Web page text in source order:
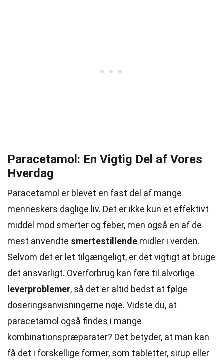
Paracetamol: En Vigtig Del af Vores
Hverdag
Paracetamol er blevet en fast del af mange
menneskers daglige liv. Det er ikke kun et effektivt
middel mod smerter og feber, men også en af de
mest anvendte smertestillende midler i verden.
Selvom det er let tilgængeligt, er det vigtigt at bruge
det ansvarligt. Overforbrug kan føre til alvorlige
leverproblemer, så det er altid bedst at følge
doseringsanvisningerne nøje. Vidste du, at
paracetamol også findes i mange
kombinationspræparater? Det betyder, at man kan
få det i forskellige former, som tabletter, sirup eller